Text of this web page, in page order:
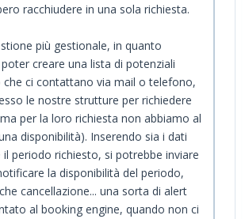
racchiudere in una sola richiesta.
più gestionale, in quanto
creare una lista di potenziali
che ci contattano via mail o telefono,
le nostre strutture per richiedere
per la loro richiesta non abbiamo al
disponibilità). Inserendo sia i dati
il periodo richiesto, si potrebbe inviare
la disponibilità del periodo,
cancellazione... una sorta di alert
al booking engine, quando non ci